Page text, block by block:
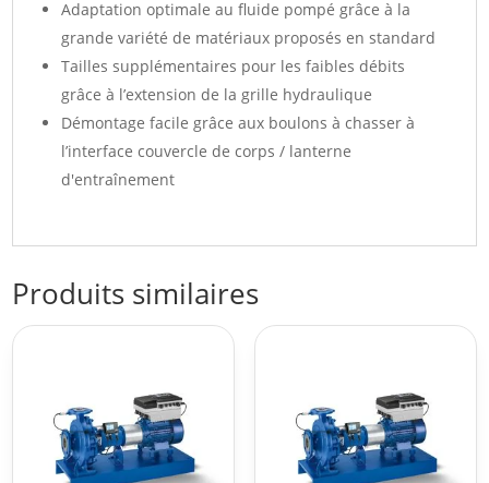
Adaptation optimale au fluide pompé grâce à la
grande variété de matériaux proposés en standard
Tailles supplémentaires pour les faibles débits
grâce à l’extension de la grille hydraulique
Démontage facile grâce aux boulons à chasser à
l’interface couvercle de corps / lanterne
d'entraînement
Produits similaires